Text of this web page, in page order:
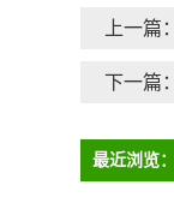
上一篇：
下一篇：
最近浏览：